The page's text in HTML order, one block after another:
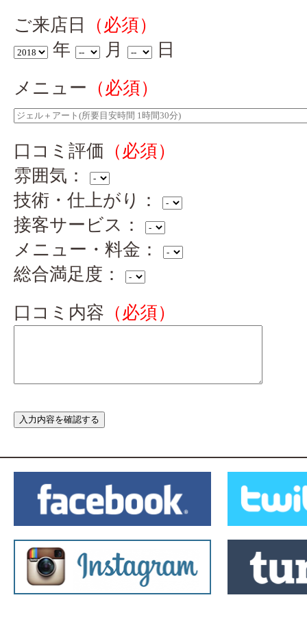
ご来店日
（必須）
年
月
日
メニュー （必須）
口コミ評価 （必須）
雰囲気：
技術・仕上がり：
接客サービス：
メニュー・料金：
総合満足度：
口コミ内容 （必須）